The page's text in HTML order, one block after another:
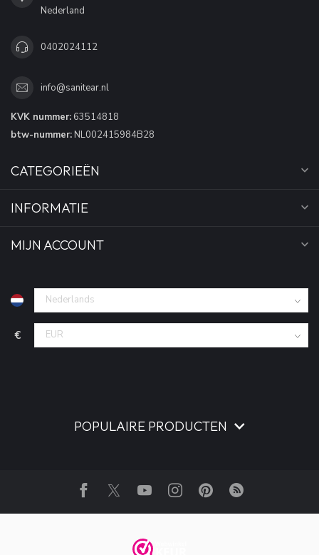
Nederland
0402024112
info@sanitear.nl
KVK nummer: 63514818
btw-nummer: NL002415984B28
CATEGORIEËN
INFORMATIE
MIJN ACCOUNT
€
POPULAIRE PRODUCTEN